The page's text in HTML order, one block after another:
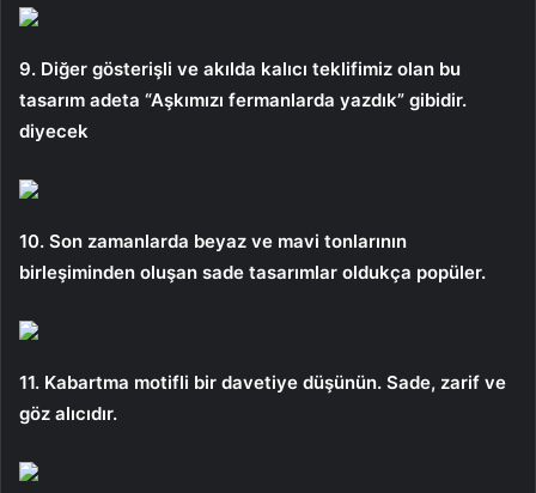
9. Diğer gösterişli ve akılda kalıcı teklifimiz olan bu
tasarım adeta “Aşkımızı fermanlarda yazdık” gibidir.
diyecek
10. Son zamanlarda beyaz ve mavi tonlarının
birleşiminden oluşan sade tasarımlar oldukça popüler.
11. Kabartma motifli bir davetiye düşünün. Sade, zarif ve
göz alıcıdır.